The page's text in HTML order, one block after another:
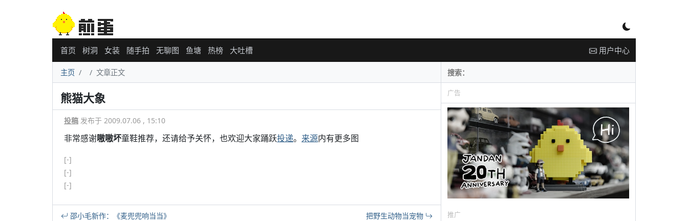
首页 树洞 女装 随手拍 无聊图 鱼塘 热榜 大吐槽 用户中心
主页 文章正文
熊猫大象
投稿 发布于 2009.07.06 , 15:10
非常感谢嗷嗷坏童鞋推荐，还请给予关怀，也欢迎大家踊跃投递。 来源内有更多图
[-]
[-]
[-]
邵小毛新作：《麦兜兜响当当》 把野生动物当宠物
广告
推广